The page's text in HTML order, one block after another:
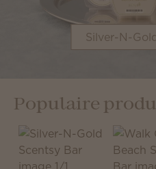
Silver-N-
Populaire